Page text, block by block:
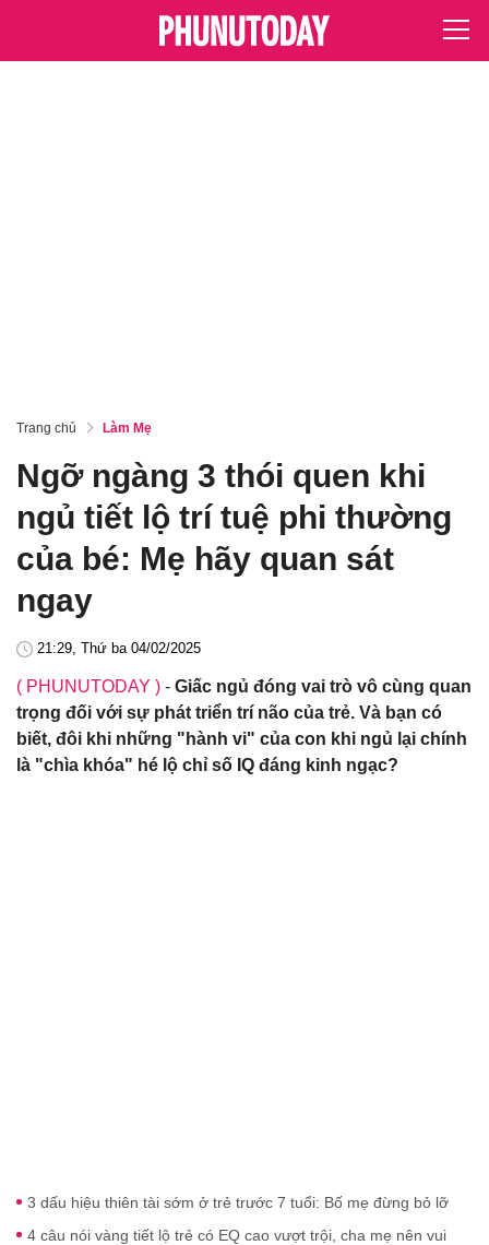
Trang chủ Làm Mẹ
Ngỡ ngàng 3 thói quen khi
ngủ tiết lộ trí tuệ phi thường
của bé: Mẹ hãy quan sát
ngay
21:29, Thứ ba 04/02/2025
( PHUNUTODAY ) - Giấc ngủ đóng vai trò vô cùng quan
trọng đối với sự phát triển trí não của trẻ. Và bạn có
biết, đôi khi những "hành vi" của con khi ngủ lại chính
là "chìa khóa" hé lộ chỉ số IQ đáng kinh ngạc?
3 dấu hiệu thiên tài sớm ở trẻ trước 7 tuổi: Bố mẹ đừng bỏ lỡ
4 câu nói vàng tiết lộ trẻ có EQ cao vượt trội, cha mẹ nên vui